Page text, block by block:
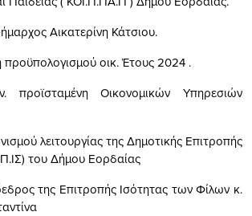
Αικατερίνη Κάτσιου.
οικ. Έτους 2024 .
προϊσταμένη Οικονομικών Υπηρεσιών
λειτουργίας της Δημοτικής Επιτροπής
του Δήμου Εορδαίας
της Επιτροπής Ισότητας των Φίλων κ.